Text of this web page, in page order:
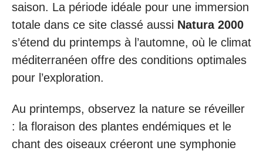
saison. La période idéale pour une immersion
totale dans ce site classé aussi Natura 2000
s’étend du printemps à l’automne, où le climat
méditerranéen offre des conditions optimales
pour l’exploration.
Au printemps, observez la nature se réveiller
: la floraison des plantes endémiques et le
chant des oiseaux créeront une symphonie